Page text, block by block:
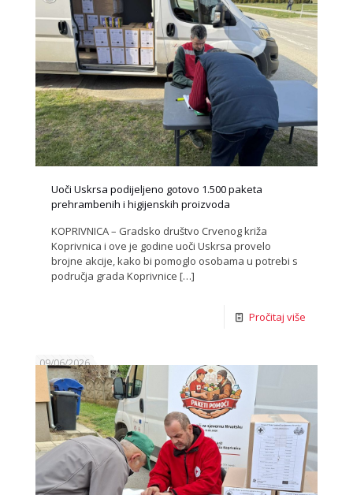
Uoči Uskrsa podijeljeno gotovo 1.500 paketa
prehrambenih i higijenskih proizvoda
KOPRIVNICA – Gradsko društvo Crvenog križa
Koprivnica i ove je godine uoči Uskrsa provelo
brojne akcije, kako bi pomoglo osobama u potrebi s
područja grada Koprivnice […]
Pročitaj više
09/06/2026